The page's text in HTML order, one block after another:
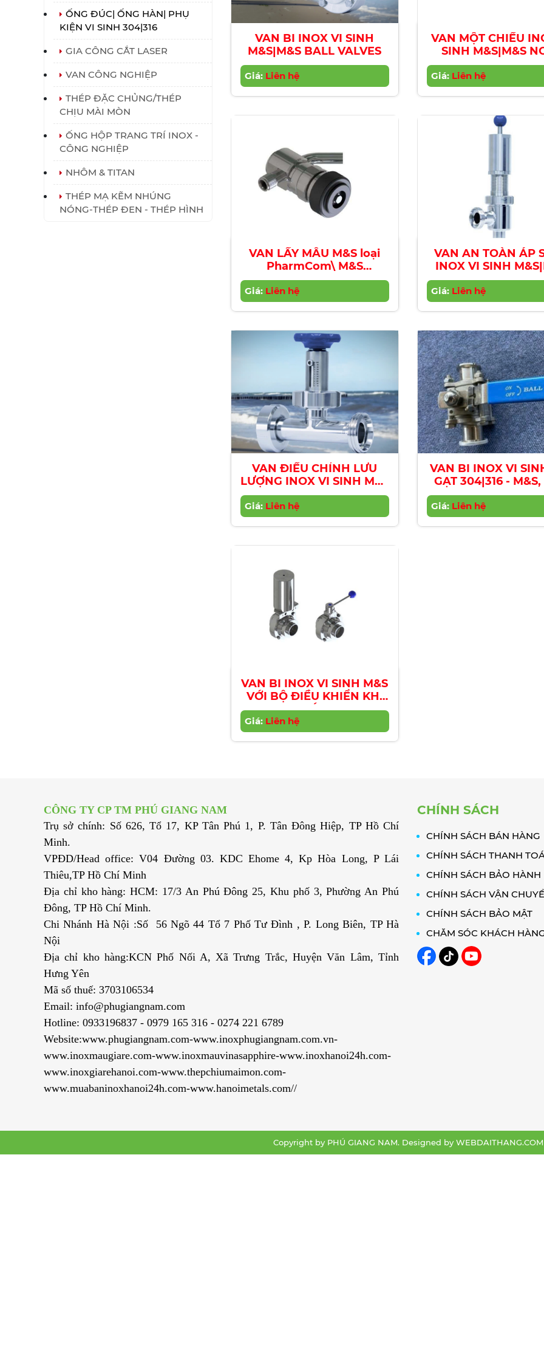
ỐNG ĐÚC| ỐNG HÀN| PHỤ
KIỆN VI SINH 304|316
GIA CÔNG CẮT LASER
VAN CÔNG NGHIỆP
THÉP ĐẶC CHỦNG/THÉP
CHỊU MÀI MÒN
ỐNG HỘP TRANG TRÍ INOX -
CÔNG NGHIỆP
NHÔM & TITAN
THÉP MẠ KẼM NHÚNG
NÓNG-THÉP ĐEN - THÉP HÌNH
VAN BI INOX VI SINH
M&S|M&S BALL VALVES
Giá: Liên hệ
VAN MỘT CHIỀU
SINH M&S|M&S
RETURN
Giá: Liên hệ
VAN LẤY MẪU M&S loại
PharmCom\ M&S
SAMPLING VALVES
PharmCom
Giá: Liên hệ
VAN AN TOÀN ÁP
INOX VI SINH
PRESSURE RELIEF
Giá: Liên hệ
VAN ĐIỀU CHỈNH LƯU
LƯỢNG INOX VI SINH M&S
| M&S THROTTLE VALVES
Giá: Liên hệ
VAN BI INOX VI
GẠT 304|316 - M&S,
SANITARY
STEEL BALL
304|316
Giá: Liên hệ
VAN BI INOX VI SINH M&S
VỚI BỘ ĐIỀU KHIỂN KHÍ
NÉN
Giá: Liên hệ
CÔNG TY CP TM PHÚ GIANG NAM
Trụ sở chính: Số 626, Tổ 17, KP Tân Phú 1, P. Tân Đông Hiệp, TP Hồ Chí
Minh.
VPĐD/Head office: V04 Đường 03. KDC Ehome 4, Kp Hòa Long, P Lái
Thiêu,TP Hồ Chí Minh
Địa chỉ kho hàng: HCM: 17/3 An Phú Đông 25, Khu phố 3, Phường An Phú
Đông, TP Hồ Chí Minh.
Chi Nhánh Hà Nội :Số 56 Ngõ 44 Tổ 7 Phố Tư Đình , P. Long Biên, TP Hà
Nội
Địa chỉ kho hàng:KCN Phố Nối A, Xã Trưng Trắc, Huyện Văn Lâm, Tỉnh
Hưng Yên
Mã số thuế: 3703106534
Email: info@phugiangnam.com
Hotline: 0933196837 - 0979 165 316 - 0274 221 6789
Website:www.phugiangnam.com-www.inoxphugiangnam.com.vn-
www.inoxmaugiare.com-www.inoxmauvinasapphire-www.inoxhanoi24h.com-
www.inoxgiarehanoi.com-www.thepchiumaimon.com-
www.muabaninoxhanoi24h.com-www.hanoimetals.com//
CHÍNH SÁCH
CHÍNH SÁCH BÁN HÀNG
CHÍNH SÁCH THANH
CHÍNH SÁCH BẢO HÀNH
CHÍNH SÁCH VẬN
CHÍNH SÁCH BẢO MẬT
CHĂM SÓC KHÁCH
Copyright by PHÚ GIANG NAM. Designed by WEBDAITHANG.COM